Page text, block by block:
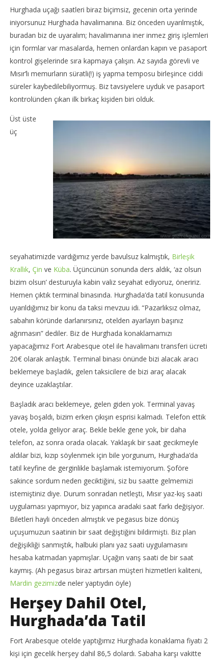
Hurghada uçağı saatleri biraz biçimsiz, gecenin orta yerinde
iniyorsunuz Hurghada havalimanına. Biz önceden uyarılmıştık,
buradan biz de uyaralım; havalimanına iner inmez giriş işlemleri
için formlar var masalarda, hemen onlardan kapın ve pasaport
kontrol gişelerinde sıra kapmaya çalışın. Az sayıda görevli ve
Mısır’lı memurların süratli(!) iş yapma temposu birleşince ciddi
süreler kaybedilebiliyormuş. Biz tavsiyelere uyduk ve pasaport
kontrolünden çıkan ilk birkaç kişiden biri olduk.
Üst üste
üç
seyahatimizde vardığımız yerde bavulsuz kalmıştık, Birleşik
Krallık, Çin ve Küba. Üçüncünün sonunda ders aldık, ‘az olsun
bizim olsun’ desturuyla kabin valiz seyahat ediyoruz, öneririz.
Hemen çıktık terminal binasında. Hurghada’da tatil konusunda
uyarıldığımız bir konu da taksi mevzuu idi. “Pazarlıksız olmaz,
sabahın köründe darlanırsınız, otelden ayarlayın başınız
ağrımasın” dediler. Biz de Hurghada konaklamamızı
yapacağımız Fort Arabesque otel ile havalimanı transferi ücreti
20€ olarak anlaştık. Terminal binası önünde bizi alacak aracı
beklemeye başladık, gelen taksicilere de bizi araç alacak
deyince uzaklaştılar.
Başladık aracı beklemeye, gelen giden yok. Terminal yavaş
yavaş boşaldı, bizim erken çıkışın esprisi kalmadı. Telefon ettik
otele, yolda geliyor araç. Bekle bekle gene yok, bir daha
telefon, az sonra orada olacak. Yaklaşık bir saat gecikmeyle
aldılar bizi, kızıp söylenmek için bile yorgunum, Hurghada’da
tatil keyfine de gerginlikle başlamak istemiyorum. Şoföre
sakince sordum neden geciktiğini, siz bu saatte gelmemizi
istemiştiniz diye. Durum sonradan netleşti, Mısır yaz-kış saati
uygulaması yapmıyor, biz yapınca aradaki saat farkı değişiyor.
Biletleri hayli önceden almıştık ve pegasus bize dönüş
uçuşumuzun saatinin bir saat değiştiğini bildirmişti. Biz plan
değişikliği sanmıştık, halbuki planı yaz saati uygulamasını
hesaba katmadan yapmışlar. Uçağın varış saati de bir saat
kaymış. (Ah pegasus biraz artırsan müşteri hizmetleri kaliteni,
Mardin gezimizde neler yaptıydın öyle)
Herşey Dahil Otel,
Hurghada’da Tatil
Fort Arabesque otelde yaptığımız Hurghada konaklama fiyatı 2
kişi için gecelik herşey dahil 86,5 dolardı. Sabaha karşı vakitte